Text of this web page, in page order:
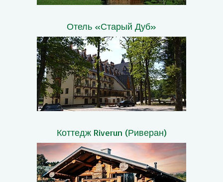
Отель «Старый Дуб»
Коттедж Riverun (Риверан)